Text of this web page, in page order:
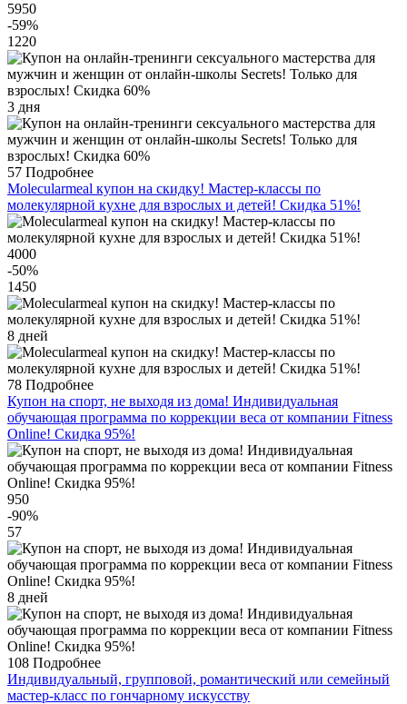
5950
-59%
1220
3 дня
57 Подробнее
Molecularmeal купон на скидку! Мастер-классы по
молекулярной кухне для взрослых и детей! Скидка 51%!
4000
-50%
1450
8 дней
78 Подробнее
Купон на спорт, не выходя из дома! Индивидуальная
обучающая программа по коррекции веса от компании Fitness
Online! Скидка 95%!
950
-90%
57
8 дней
108 Подробнее
Индивидуальный, групповой, романтический или семейный
мастер-класс по гончарному искусству